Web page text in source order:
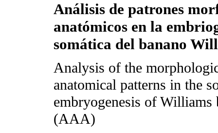
Análisis de patrones
anatómicos en la
somática del banano
Analysis of the
anatomical patterns in the
embryogenesis of Williams
(AAA)